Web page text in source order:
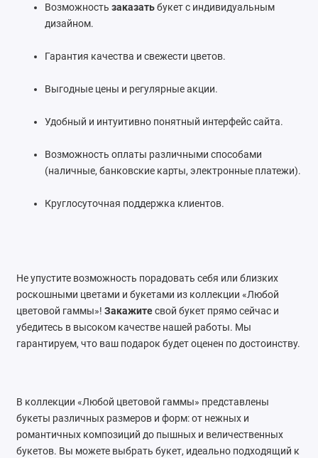
Возможность заказатьбукет с индивидуальным
дизайном.
Гарантия качества и свежести цветов.
Выгодные цены и регулярные акции.
Удобный и интуитивно понятный интерфейс сайта.
Возможность оплаты различными способами
(наличные, банковские карты, электронные платежи).
Круглосуточная поддержка клиентов.
Не упустите возможность порадовать себя или близких
роскошными цветами и букетами из коллекции «Любой
цветовой гаммы»! Закажитесвой букет прямо сейчас и
убедитесь в высоком качестве нашей работы. Мы
гарантируем, что ваш подарок будет оценен по достоинству.
В коллекции «Любой цветовой гаммы» представлены
букеты различных размеров и форм: от нежных и
романтичных композиций до пышных и величественных
букетов. Вы можете выбрать букет, идеально подходящий к